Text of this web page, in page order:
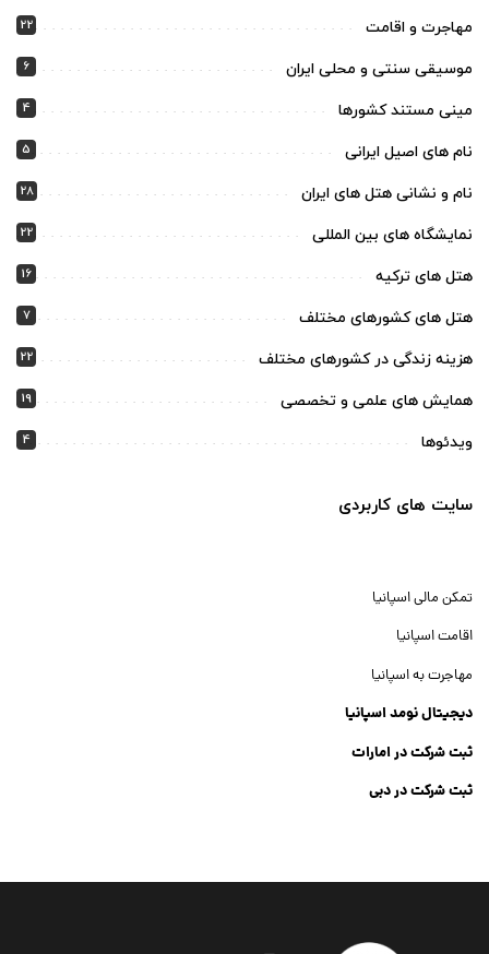
مهاجرت و اقامت 22
موسیقی سنتی و محلی ایران 6
مینی مستند کشورها 4
نام های اصیل ایرانی 5
نام و نشانی هتل های ایران 28
نمایشگاه های بین المللی 22
هتل های ترکیه 16
هتل های کشورهای مختلف 7
هزینه زندگی در کشورهای مختلف 22
همایش های علمی و تخصصی 19
ویدئوها 4
سایت های کاربردی
تمکن مالی اسپانیا
اقامت اسپانیا
مهاجرت به اسپانیا
دیجیتال نومد اسپانیا
ثبت شرکت در امارات
ثبت شرکت در دبی